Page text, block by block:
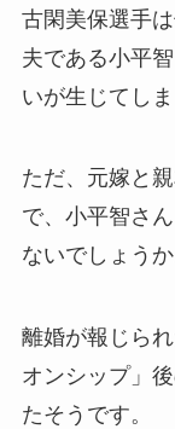
古閑美保選手
夫である小平
いが生じてし
ただ、元嫁と
で、小平智さ
ないでしょうか
離婚が報じら
オンシップ」
たそうです。